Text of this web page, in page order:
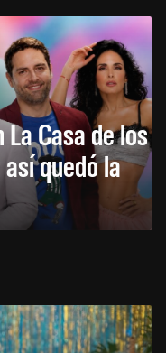
Casa de los
quedó la